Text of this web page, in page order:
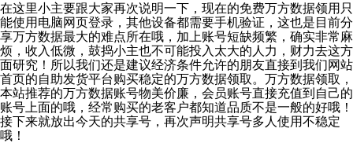
在这里小主要跟大家再次说明一下，现在的免费万方数据领用只
能使用电脑网页登录，其他设备都需要手机验证，这也是目前分
享万方数据最大的难点所在哦，加上账号短缺频繁，确实非常麻
烦，收入低微，鼓捣小主也不可能投入太大的人力，财力去这方
面研究！所以我们还是建议经济条件允许的朋友直接到我们网站
首页的自助发货平台购买稳定的万方数据领取。万方数据领取，
本站推荐的万方数据账号物美价廉，会员账号直接充值到自己的
账号上面的哦，经常购买的老客户都知道品质不是一般的好哦！
接下来就放出今天的共享号，再次声明共享号多人使用不稳定
哦！